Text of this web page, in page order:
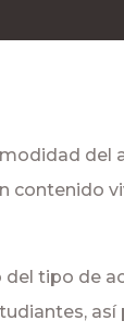
del
contenido
del tipo de
así